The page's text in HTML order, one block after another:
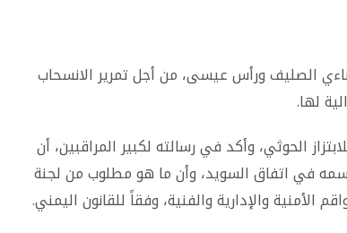
الصليف ورأس عيسى، من أجل تمرير الانسحاب
لها.
الحوثي، وأكد في رسالته لكبير المراقبين، أن
في اتفاق السويد، وأن ما هو مطلوب من لجنة
الأمنية والإدارية والفنية، وفقاً للقانون اليمني.